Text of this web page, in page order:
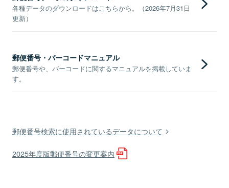
各種データのダウンロードはこちらから。（2026年7月31日
更新）
郵便番号・バーコードマニュアル
郵便番号や、バーコードに関するマニュアルを掲載していま
す。
郵便番号検索に使用されているデータについて
2025年度版郵便番号の変更案内